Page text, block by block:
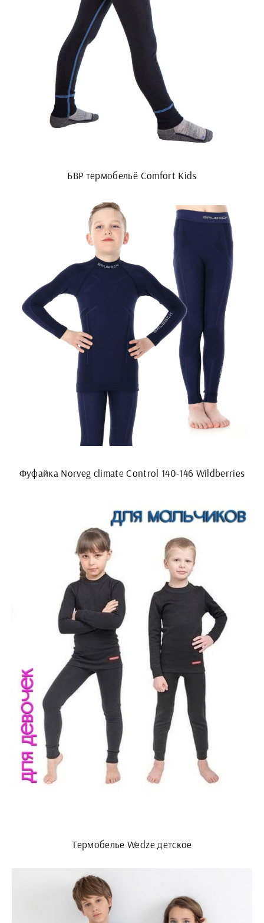
БВР термобельё Comfort Kids
Фуфайка Norveg climate Control 140-146 Wildberries
Термобелье Wedze детское